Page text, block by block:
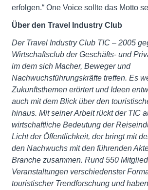
erfolgen.“ One Voice sollte das Motto
Über den Travel Industry Club
Der Travel Industry Club TIC – 2005
Wirtschaftsclub der Geschäfts- und
im dem sich Macher, Beweger und
Nachwuchsführungskräfte treffen. Es
Zukunftsthemen erörtert und Ideen
auch mit dem Blick über den
hinaus. Mit seiner Arbeit rückt der TIC
wirtschaftliche Bedeutung der
Licht der Öffentlichkeit, der bringt mit
den Nachwuchs mit den führenden
Branche zusammen. Rund 550
Veranstaltungen verschiedenster
touristischer Trendforschung und